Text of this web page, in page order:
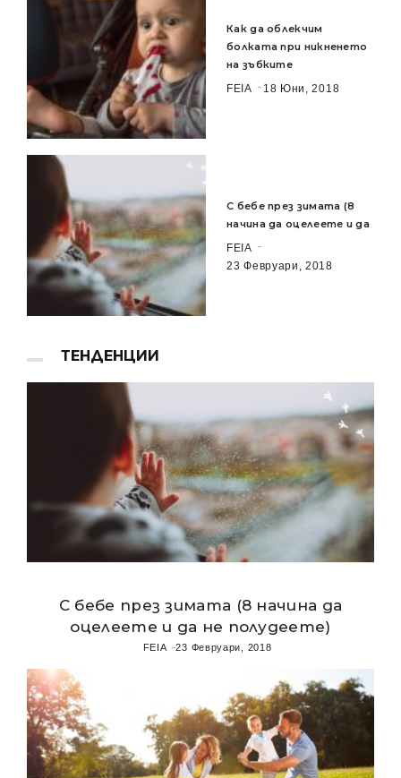
Как да облекчим
болката при никненето
на зъбките
FEIA
18 Юни, 2018
С бебе през зимата (8
начина да оцелеете и да
FEIA
23 Февруари, 2018
ТЕНДЕНЦИИ
С бебе през зимата (8 начина да
оцелеете и да не полудеете)
FEIA 23 Февруари, 2018